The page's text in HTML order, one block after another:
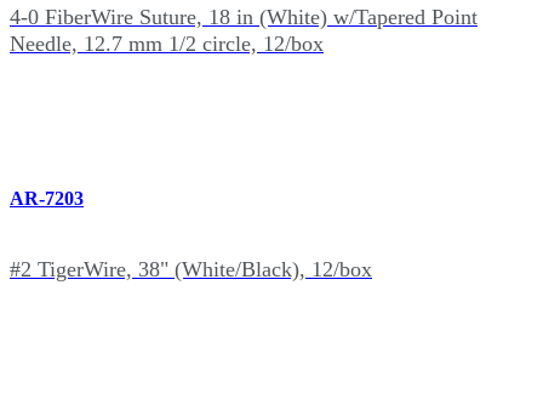
4-0 FiberWire Suture, 18 in (White) w/Tapered Point
Needle, 12.7 mm 1/2 circle, 12/box
AR-7203
#2 TigerWire, 38" (White/Black), 12/box